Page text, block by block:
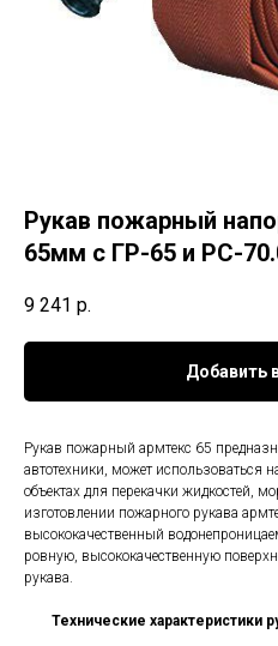
Рукав пожарный
65мм с ГР-65 и РС-
9 241 р.
Добавить
Рукав пожарный армтекс 65
автотехники, может
объектах для перекачки жидкостей,
изготовлении пожарного рукава
высококачественный
ровную, высококачественную
рукава.
Технические характеристики